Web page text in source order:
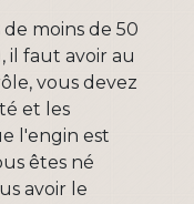
moins de 50
il faut avoir au
vous devez
et les
l'engin est
êtes né
avoir le